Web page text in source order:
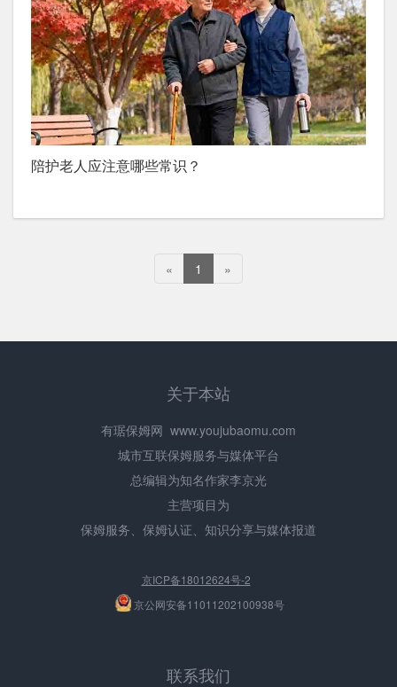
陪护老人应注意哪些常识？
« 1 »
关于本站
有琚保姆网 www.youjubaomu.com
城市互联保姆服务与媒体平台
总编辑为知名作家李京光
主营项目为
保姆服务、保姆认证、知识分享与媒体报道
京ICP备18012624号-2
京公网安备11011202100938号
联系我们